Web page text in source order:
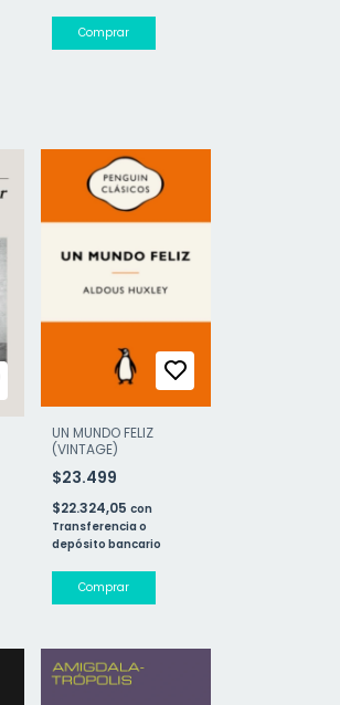
UN MUNDO FELIZ
(VINTAGE)
$23.499
$22.324,05 con
Transferencia o
depósito bancario